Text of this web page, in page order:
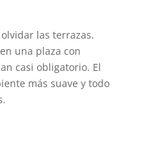
las terrazas.
una plaza con
casi obligatorio. El
más suave y todo